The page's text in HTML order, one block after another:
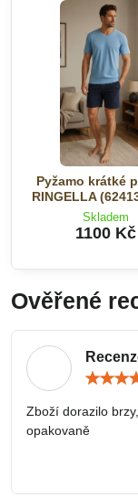
Pyžamo krátké
RINGELLA
Skladem
1100 Kč
Ověřené
Zboží dorazilo
opakovaně